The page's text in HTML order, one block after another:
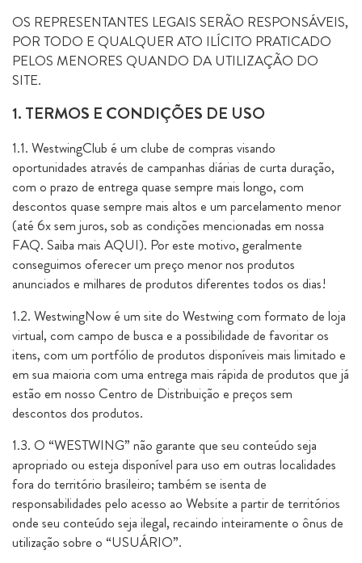
OS REPRESENTANTES LEGAIS SERÃO RESPONSÁVEIS,
POR TODO E QUALQUER ATO ILÍCITO PRATICADO
PELOS MENORES QUANDO DA UTILIZAÇÃO DO
SITE.
1. TERMOS E CONDIÇÕES DE USO
1.1. WestwingClub é um clube de compras visando
oportunidades através de campanhas diárias de curta duração,
com o prazo de entrega quase sempre mais longo, com
descontos quase sempre mais altos e um parcelamento menor
(até 6x sem juros, sob as condições mencionadas em nossa
FAQ. Saiba mais AQUI). Por este motivo, geralmente
conseguimos oferecer um preço menor nos produtos
anunciados e milhares de produtos diferentes todos os dias!
1.2. WestwingNow é um site do Westwing com formato de loja
virtual, com campo de busca e a possibilidade de favoritar os
itens, com um portfólio de produtos disponíveis mais limitado e
em sua maioria com uma entrega mais rápida de produtos que já
estão em nosso Centro de Distribuição e preços sem
descontos dos produtos.
1.3. O “WESTWING” não garante que seu conteúdo seja
apropriado ou esteja disponível para uso em outras localidades
fora do território brasileiro; também se isenta de
responsabilidades pelo acesso ao Website a partir de territórios
onde seu conteúdo seja ilegal, recaindo inteiramente o ônus de
utilização sobre o “USUÁRIO”.